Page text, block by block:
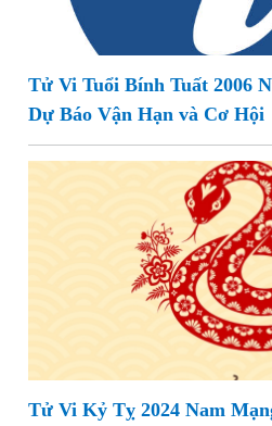
Tử Vi Tuổi Bính Tuất 2006
Dự Báo Vận Hạn và Cơ Hội
Tử Vi Kỷ Tỵ 2024 Nam